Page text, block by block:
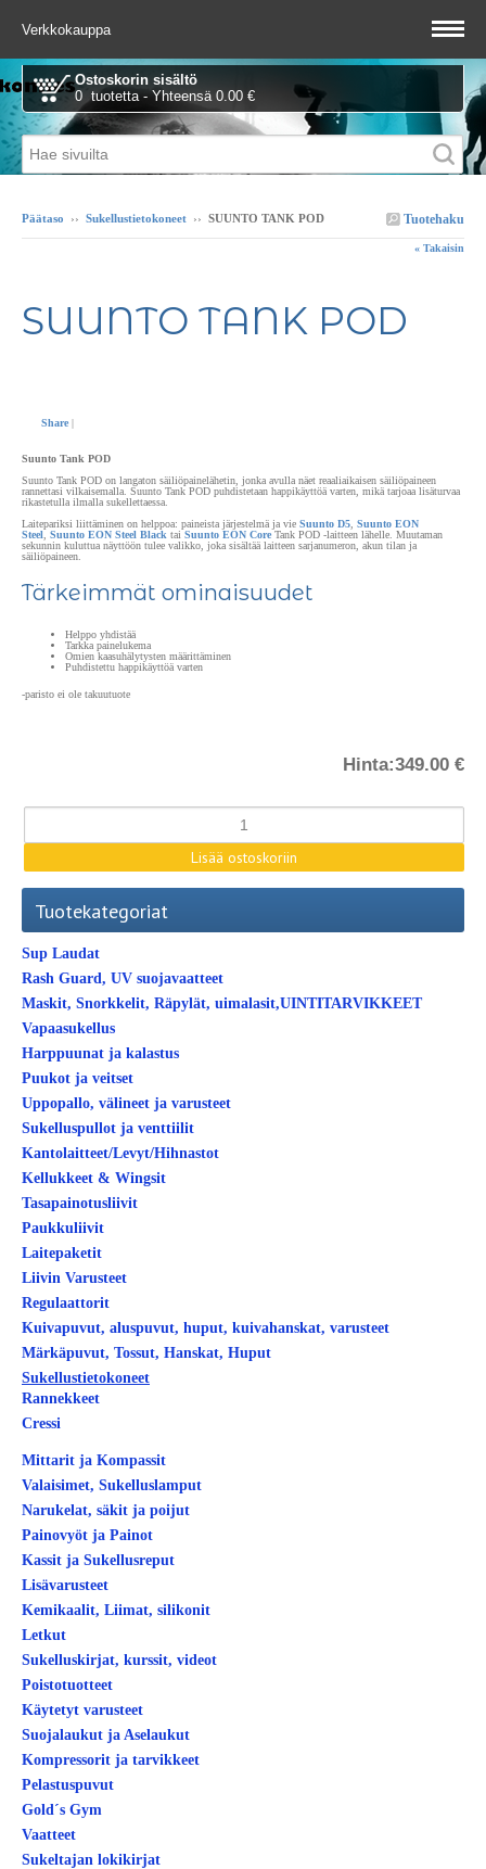
Verkkokauppa
Ostoskorin sisältö
0 tuotetta - Yhteensä 0.00 €
Tuotehaku
Päätaso ›› Sukellustietokoneet ›› SUUNTO TANK POD
« Takaisin
SUUNTO TANK POD
Share |
Suunto Tank POD
Suunto Tank POD on langaton säiliöpainelähetin, jonka avulla näet reaaliaikaisen säiliöpaineen
rannettasi vilkaisemalla. Suunto Tank POD puhdistetaan happikäyttöä varten, mikä tarjoaa lisäturvaa
rikastetulla ilmalla sukellettaessa.
Laitepariksi liittäminen on helppoa: paineista järjestelmä ja vie Suunto D5 Suunto EON
Steel
Suunto EON Steel Black tai Suunto EON Core Tank POD -laitteen lähelle. Muutaman
sekunnin kuluttua näyttöön tulee valikko, joka sisältää laitteen sarjanumeron, akun tilan ja
säiliöpaineen.
Tärkeimmät ominaisuudet
Helppo yhdistää
Tarkka painelukema
Omien kaasuhälytysten määrittäminen
Puhdistettu happikäyttöä varten
-paristo ei ole takuutuote
Hinta:349.00 €
Tuotekategoriat
Sup Laudat
Rash Guard, UV suojavaatteet
Maskit, Snorkkelit, Räpylät, uimalasit,UINTITARVIKKEET
Vapaasukellus
Harppuunat ja kalastus
Puukot ja veitset
Uppopallo, välineet ja varusteet
Sukelluspullot ja venttiilit
Kantolaitteet/Levyt/Hihnastot
Kellukkeet & Wingsit
Tasapainotusliivit
Paukkuliivit
Laitepaketit
Liivin Varusteet
Regulaattorit
Kuivapuvut, aluspuvut, huput, kuivahanskat, varusteet
Märkäpuvut, Tossut, Hanskat, Huput
Sukellustietokoneet
Rannekkeet
Cressi
Mittarit ja Kompassit
Valaisimet, Sukelluslamput
Narukelat, säkit ja poijut
Painovyöt ja Painot
Kassit ja Sukellusreput
Lisävarusteet
Kemikaalit, Liimat, silikonit
Letkut
Sukelluskirjat, kurssit, videot
Poistotuotteet
Käytetyt varusteet
Suojalaukut ja Aselaukut
Kompressorit ja tarvikkeet
Pelastuspuvut
Gold´s Gym
Vaatteet
Sukeltajan lokikirjat